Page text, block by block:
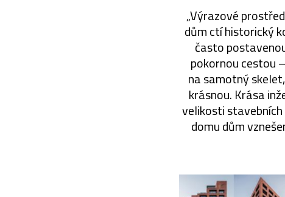
„Výrazové
dům ctí historický
často
pokornou cestou
na samotný
krásnou. Krása
velikosti
domu dům